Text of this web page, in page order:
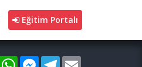
Eğitim Portalı
WhatsAppMessenger
Telegram